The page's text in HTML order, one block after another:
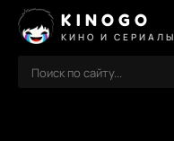
KINOGO
КИНО И СЕРИАЛЫ